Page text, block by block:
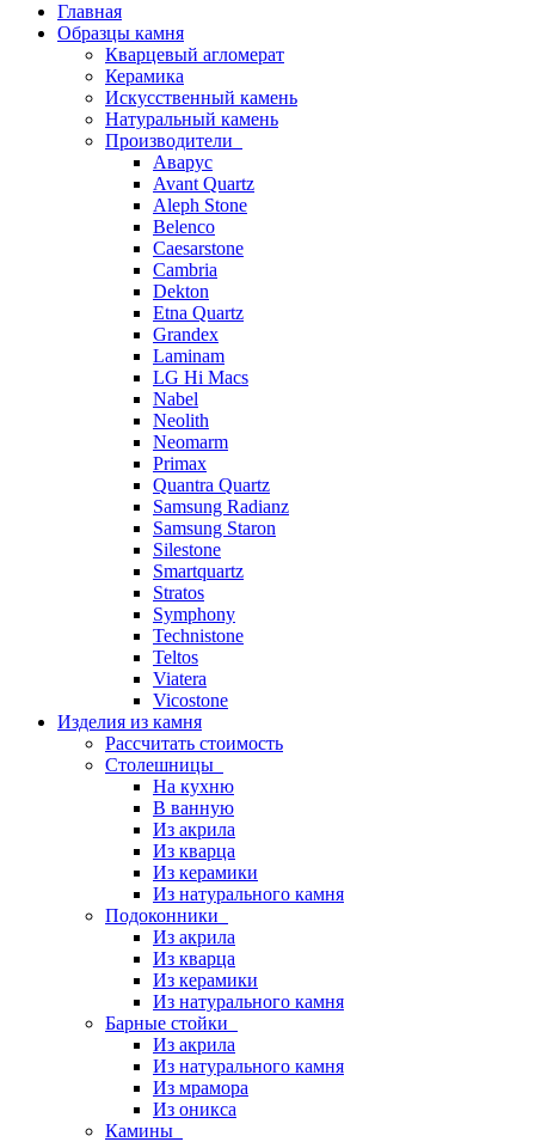
Главная
Образцы камня
Кварцевый агломерат
Керамика
Искусственный камень
Натуральный камень
Производители
Аварус
Avant Quartz
Aleph Stone
Belenco
Caesarstone
Cambria
Dekton
Etna Quartz
Grandex
Laminam
LG Hi Macs
Nabel
Neolith
Neomarm
Primax
Quantra Quartz
Samsung Radianz
Samsung Staron
Silestone
Smartquartz
Stratos
Symphony
Technistone
Teltos
Viatera
Vicostone
Изделия из камня
Рассчитать стоимость
Столешницы
На кухню
В ванную
Из акрила
Из кварца
Из керамики
Из натурального камня
Подоконники
Из акрила
Из кварца
Из керамики
Из натурального камня
Барные стойки
Из акрила
Из натурального камня
Из мрамора
Из оникса
Камины